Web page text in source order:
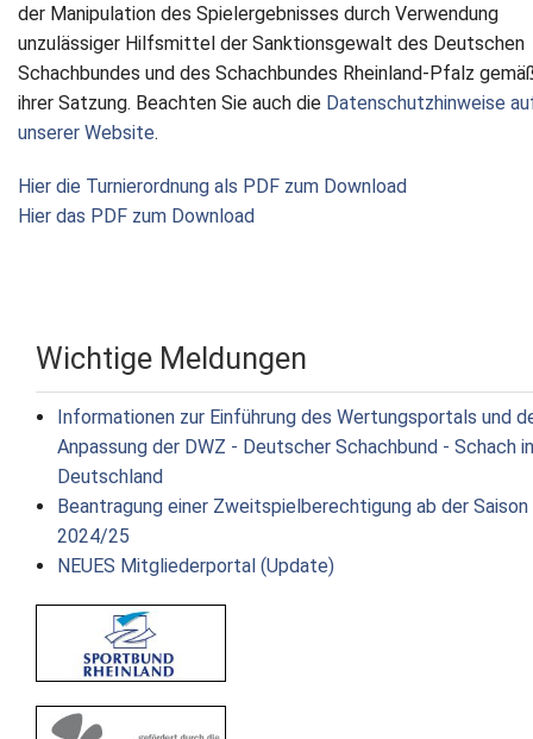
der Manipulation des Spielergebnisses durch Verwendung
unzulässiger Hilfsmittel der Sanktionsgewalt des Deutschen
Schachbundes und des Schachbundes Rheinland-Pfalz
ihrer Satzung. Beachten Sie auch die Datenschutzhinweise
unserer Website.
Hier die Turnierordnung als PDF zum Download
Hier das PDF zum Download
Wichtige Meldungen
Informationen zur Einführung des Wertungsportals und
Anpassung der DWZ - Deutscher Schachbund - Schach in
Deutschland
Beantragung einer Zweitspielberechtigung ab der Saison
2024/25
NEUES Mitgliederportal (Update)